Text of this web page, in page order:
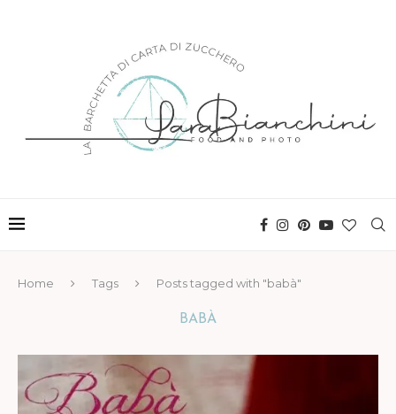
Home Tags Posts tagged with "babà"
BABÀ